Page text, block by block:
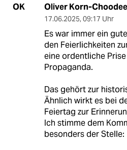
OK Oliver Korn-Choodee
17.06.2025, 09:17 Uhr
Es war immer ein
den Feierlichkeiten
eine ordentliche
Propaganda.
Das gehört zur
Ähnlich wirkt es bei
Feiertag zur
Ich stimme dem
besonders der Stelle: